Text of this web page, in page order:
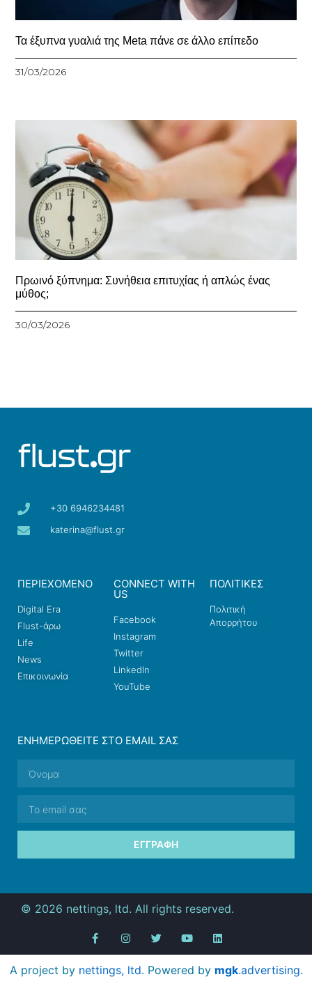
Τα έξυπνα γυαλιά της Meta πάνε σε άλλο επίπεδο
31/03/2026
Πρωινό ξύπνημα: Συνήθεια επιτυχίας ή απλώς ένας
μύθος;
30/03/2026
+30 6946234481
katerina@flust.gr
ΠΕΡΙΕΧΟΜΕΝΟ
Digital Era
Flust-άρω
Life
News
Επικοινωνία
CONNECT WITH
US
Facebook
Instagram
Twitter
LinkedIn
YouTube
ΠΟΛΙΤΙΚΕΣ
Πολιτική
Απορρήτου
ΕΝΗΜΕΡΩΘΕΊΤΕ ΣΤΟ EMAIL ΣΑΣ
ΕΓΓΡΑΦΉ
© 2026 nettings, ltd. All rights reserved.
A project by nettings, ltd. Powered by mgk.advertising.